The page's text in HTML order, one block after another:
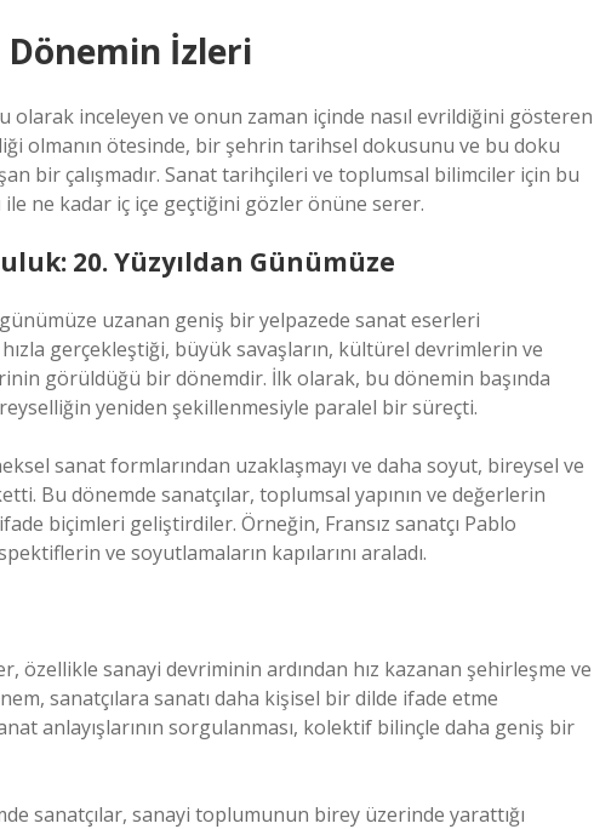
Dönemin İzleri
olarak inceleyen ve onun zaman içinde nasıl evrildiğini gösteren
olmanın ötesinde, bir şehrin tarihsel dokusunu ve bu doku
bir çalışmadır. Sanat tarihçileri ve toplumsal bilimciler için bu
ne kadar iç içe geçtiğini gözler önüne serer.
20. Yüzyıldan Günümüze
uzanan geniş bir yelpazede sanat eserleri
gerçekleştiği, büyük savaşların, kültürel devrimlerin ve
görüldüğü bir dönemdir. İlk olarak, bu dönemin başında
yeniden şekillenmesiyle paralel bir süreçti.
sanat formlarından uzaklaşmayı ve daha soyut, bireysel ve
Bu dönemde sanatçılar, toplumsal yapının ve değerlerin
biçimleri geliştirdiler. Örneğin, Fransız sanatçı Pablo
ve soyutlamaların kapılarını araladı.
özellikle sanayi devriminin ardından hız kazanan şehirleşme ve
sanatçılara sanatı daha kişisel bir dilde ifade etme
anlayışlarının sorgulanması, kolektif bilinçle daha geniş bir
sanatçılar, sanayi toplumunun birey üzerinde yarattığı